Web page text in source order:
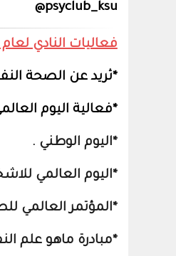
psyclub_ksu@
فعاليات النادي لعام 1445 هــ
*ثريد عن الصحة
*فعالية اليوم
*اليوم الوطني .
*اليوم العالمي
*المؤتمر العالمي
*مبادرة ماهو علم